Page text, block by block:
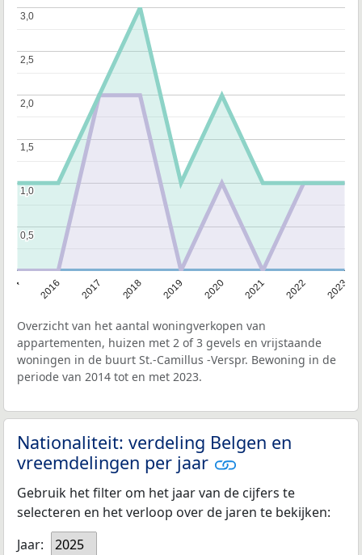
2016 2017 2018 2019 2020 2021 2022 2023
0,5
0,5
1,0
1,0
1,5
1,5
2,0
2,0
2,5
2,5
3,0
3,0
Overzicht van het aantal woningverkopen van
appartementen, huizen met 2 of 3 gevels en vrijstaande
woningen in de buurt St.-Camillus -Verspr. Bewoning in de
periode van 2014 tot en met 2023.
Nationaliteit: verdeling Belgen en
vreemdelingen per jaar
Gebruik het filter om het jaar van de cijfers te
selecteren en het verloop over de jaren te bekijken:
Jaar:
2025